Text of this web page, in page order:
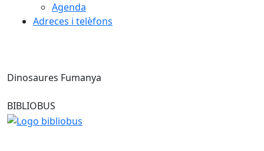
Agenda
Adreces i telèfons
Dinosaures Fumanya
BIBLIOBUS